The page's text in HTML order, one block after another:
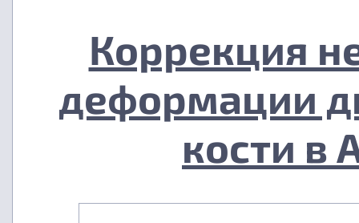
Коррекция
деформации
кости в